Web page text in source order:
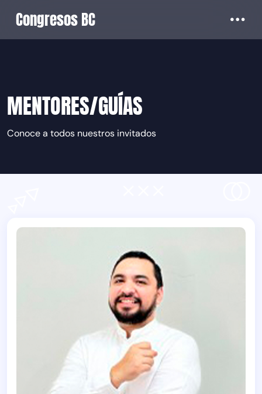
Congresos BC
MENTORES/GUÍAS
Conoce a todos nuestros invitados